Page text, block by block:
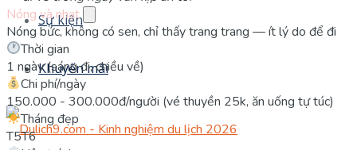
Sự kiện
Khuyến mãi
Nóng và nhạt
Nóng bức, không có sen, chỉ thấy trang trang — ít lý do để đi
Thời gian
1 ngày (sáng đi, chiều về)
Chi phí/ngày
150.000 - 300.000đ/người (vé thuyền 25k, ăn uống tự túc)
Tháng đẹp
T5T6